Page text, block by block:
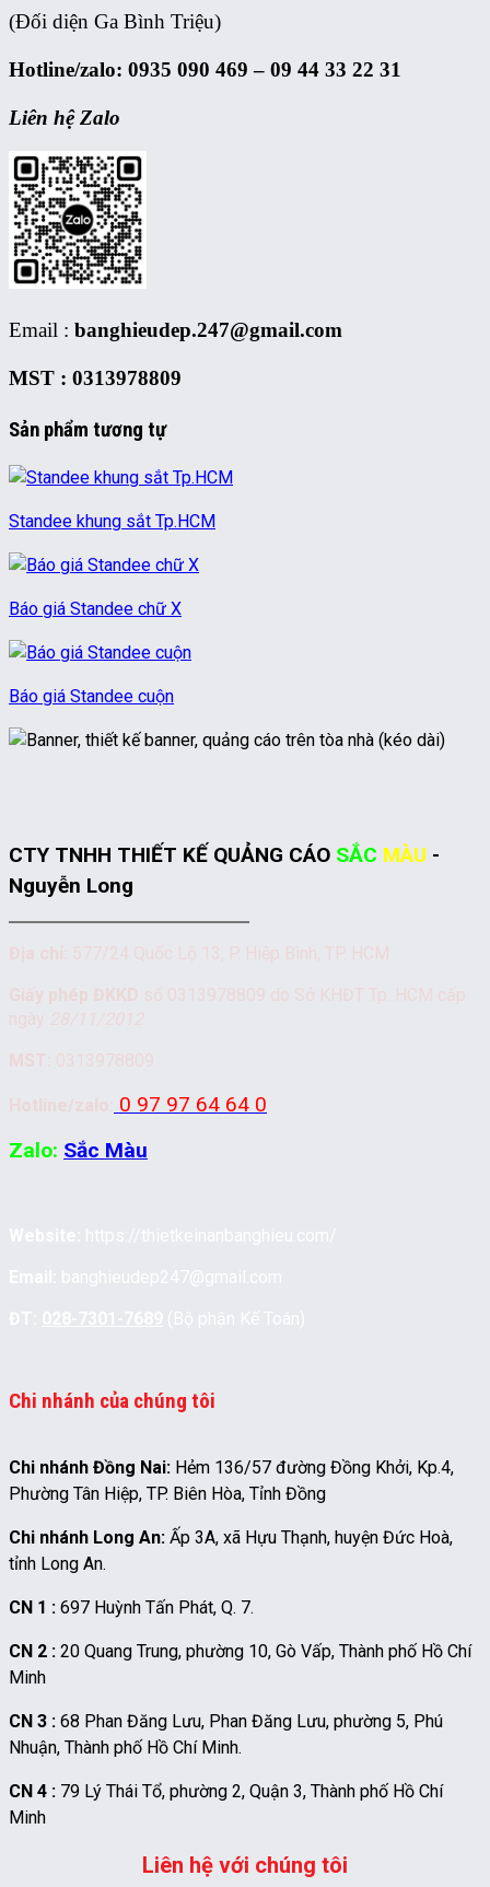
(Đối diện Ga Bình Triệu)
Hotline/zalo: 0935 090 469 – 09 44 33 22 31
Liên hệ Zalo
Email : banghieudep.247@gmail.com
MST : 0313978809
Sản phẩm tương tự
Standee khung sắt Tp.HCM
Báo giá Standee chữ X
Báo giá Standee cuộn
CTY TNHH THIẾT KẾ QUẢNG CÁO SẮC MÀU -
Nguyễn Long
0 97 97 64 64 0
Zalo: Sắc Màu
Chi nhánh của chúng tôi
Chi nhánh Đồng Nai: Hẻm 136/57 đường Đồng Khởi, Kp.4,
Phường Tân Hiệp, TP. Biên Hòa, Tỉnh Đồng
Chi nhánh Long An: Ấp 3A, xã Hựu Thạnh, huyện Đức Hoà,
tỉnh Long An.
CN 1 : 697 Huỳnh Tấn Phát, Q. 7.
CN 2 : 20 Quang Trung, phường 10, Gò Vấp, Thành phố Hồ Chí
Minh
CN 3 : 68 Phan Đăng Lưu, Phan Đăng Lưu, phường 5, Phú
Nhuận, Thành phố Hồ Chí Minh.
CN 4 : 79 Lý Thái Tổ, phường 2, Quận 3, Thành phố Hồ Chí
Minh
Liên hệ với chúng tôi